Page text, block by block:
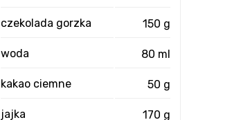
czekolada gorzka 150 g
woda 80 ml
kakao ciemne 50 g
jajka 170 g